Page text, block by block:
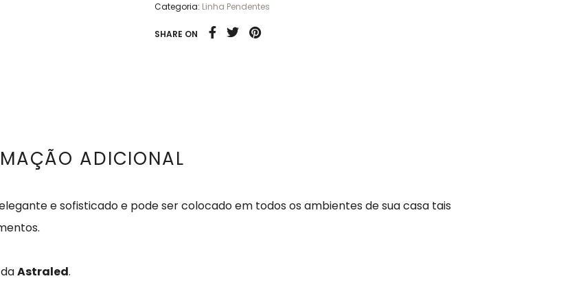
Categoria: Linha Pendentes
SHARE ON
ADICIONAL
e sofisticado e pode ser colocado em todos os ambientes de sua casa tais
Astraled.